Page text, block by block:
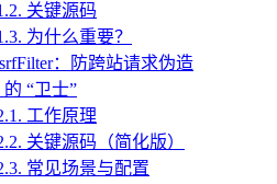
关键源码
为什么重要？
：防跨站请求伪造
的 “卫士”
工作原理
关键源码（简化版）
常见场景与配置